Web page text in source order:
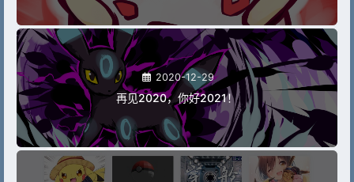
2020-12-29
再见2020，你好2021！